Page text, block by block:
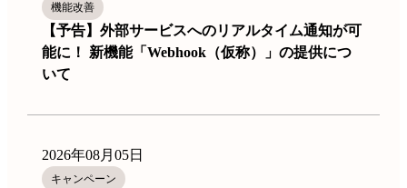
機能改善
【予告】外部サービスへのリアルタイム通知が可
能に！ 新機能「Webhook（仮称）」の提供につ
いて
2026年08月05日
キャンペーン